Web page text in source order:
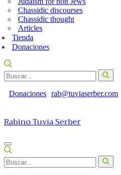
Chassidic discourses
Chassidic thought
Articles
Tienda
Donaciones
Buscar...
Donaciones rab@tuviaserber.com
Rabino Tuvia Serber
Menú
de
navegación
Buscar...